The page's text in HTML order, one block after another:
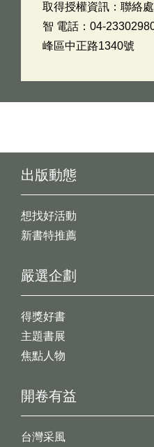
取得授權資訊：聯絡
智 電話：04-
峰區中正路1340號
出版動態
想找好活動
新書特推薦
開卷有益
台灣采風
嚴選企劃
得獎好書
主題書展
焦點人物